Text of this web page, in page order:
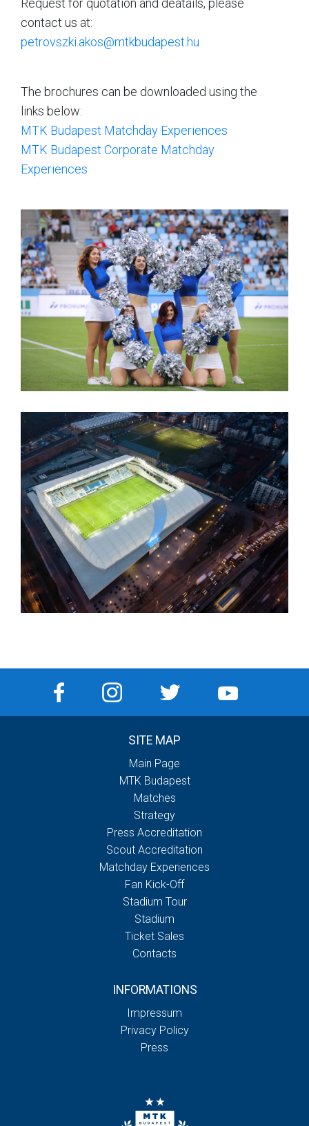
contact us at:
petrovszki.akos@mtkbudapest.hu
The brochures can be downloaded using the
links below:
MTK Budapest Matchday Experiences
MTK Budapest Corporate Matchday
Experiences
SITE MAP
Main Page
MTK Budapest
Matches
Strategy
Press Accreditation
Scout Accreditation
Matchday Experiences
Fan Kick-Off
Stadium Tour
Stadium
Ticket Sales
Contacts
INFORMATIONS
Impressum
Privacy Policy
Press